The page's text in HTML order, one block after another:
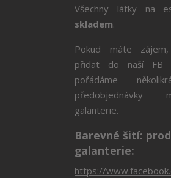
Všechny látky na
skladem.
Pokud máte
přidat do naší FB
pořádáme
předobjednávky
galanterie.
Barevné šití:
galanterie:
https://